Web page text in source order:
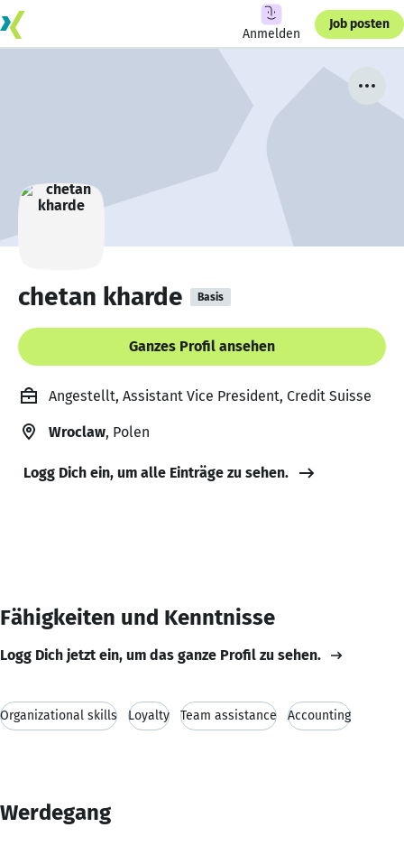
Anmelden
Job posten
chetan kharde Basis
Ganzes Profil ansehen
Angestellt, Assistant Vice President, Credit Suisse
Wroclaw, Polen
Logg Dich ein, um alle Einträge zu sehen.
Fähigkeiten und Kenntnisse
Logg Dich jetzt ein, um das ganze Profil zu sehen.
Organizational skills Loyalty Team assistance Accounting
Werdegang